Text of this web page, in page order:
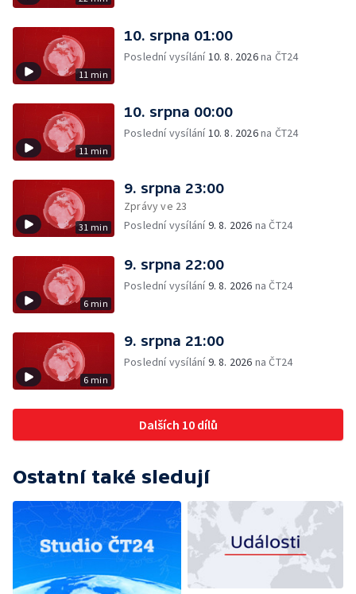
11 min
10. srpna 01:00
Poslední vysílání10. 8. 2026na ČT24
11 min
10. srpna 00:00
Poslední vysílání10. 8. 2026na ČT24
31 min
9. srpna 23:00
Zprávy ve 23
Poslední vysílání9. 8. 2026 na ČT24
6 min
9. srpna 22:00
Poslední vysílání9. 8. 2026 na ČT24
6 min
9. srpna 21:00
Poslední vysílání9. 8. 2026 na ČT24
Dalších 10 dílů
Ostatní také sledují